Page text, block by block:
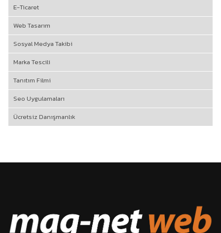
E-Ticaret
Web Tasarım
Sosyal Medya Takibi
Marka Tescili
Tanıtım Filmi
Seo Uygulamaları
Ücretsiz Danışmanlık